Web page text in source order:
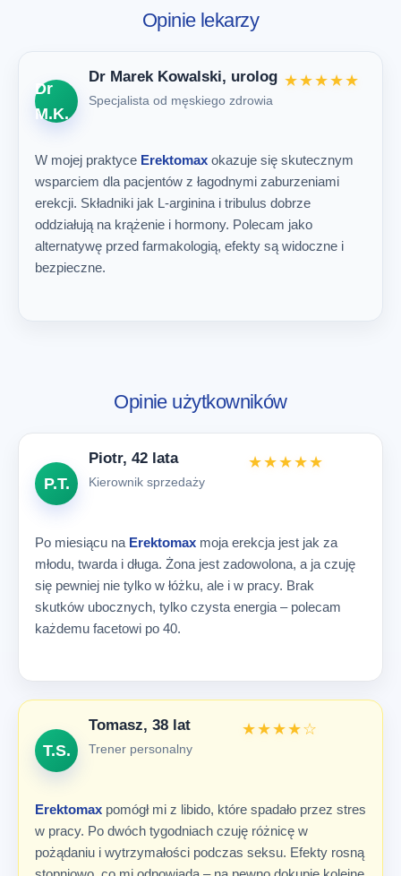
Opinie lekarzy
Dr
M.K.
Dr Marek Kowalski, urolog
Specjalista od męskiego zdrowia
★★★★★
W mojej praktyce Erektomax okazuje się skutecznym
wsparciem dla pacjentów z łagodnymi zaburzeniami
erekcji. Składniki jak L-arginina i tribulus dobrze
oddziałują na krążenie i hormony. Polecam jako
alternatywę przed farmakologią, efekty są widoczne i
bezpieczne.
Opinie użytkowników
P.T.
Piotr, 42 lata
Kierownik sprzedaży
★★★★★
Po miesiącu na Erektomax moja erekcja jest jak za
młodu, twarda i długa. Żona jest zadowolona, a ja czuję
się pewniej nie tylko w łóżku, ale i w pracy. Brak
skutków ubocznych, tylko czysta energia – polecam
każdemu facetowi po 40.
T.S.
Tomasz, 38 lat
Trener personalny
★★★★☆
Erektomax pomógł mi z libido, które spadało przez stres
w pracy. Po dwóch tygodniach czuję różnicę w
pożądaniu i wytrzymałości podczas seksu. Efekty rosną